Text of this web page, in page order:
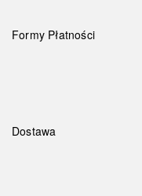
Formy Płatności
Dostawa